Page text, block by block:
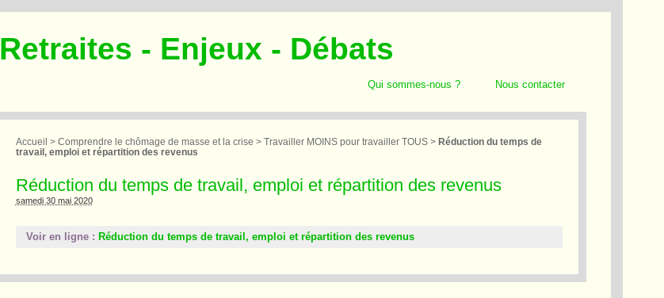
Retraites - Enjeux - Débats
Qui sommes-nous ? Nous contacter
Accueil > Comprendre le chômage de masse et la crise > Travailler MOINS pour travailler TOUS> Réduction du temps de
travail, emploi et répartition des revenus
Réduction du temps de travail, emploi et répartition des revenus
samedi 30 mai 2020
Voir en ligne : Réduction du temps de travail, emploi et répartition des revenus